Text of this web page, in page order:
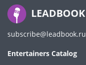
LEADBOOK
subscribe@leadbook.ru
Entertainers Catalog